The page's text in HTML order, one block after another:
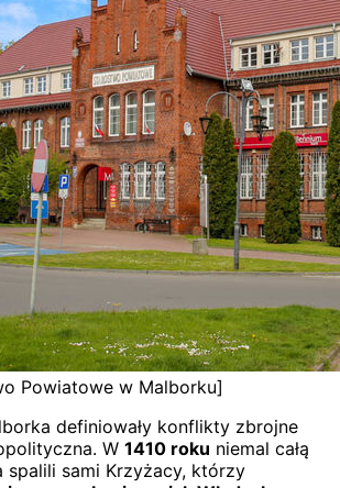
Powiatowe w Malborku]
definiowały konflikty zbrojne
W 1410 roku niemal całą
spalili sami Krzyżacy, którzy